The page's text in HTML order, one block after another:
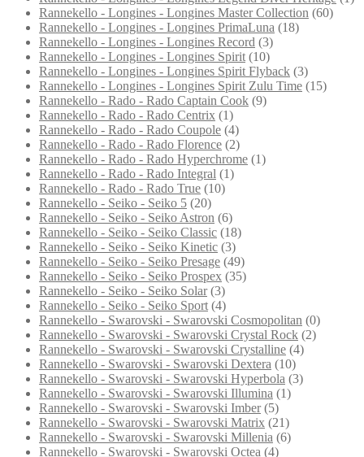
Rannekello - Longines - Longines Master Collection (60)
Rannekello - Longines - Longines PrimaLuna (18)
Rannekello - Longines - Longines Record (3)
Rannekello - Longines - Longines Spirit (10)
Rannekello - Longines - Longines Spirit Flyback (3)
Rannekello - Longines - Longines Spirit Zulu Time (15)
Rannekello - Rado - Rado Captain Cook (9)
Rannekello - Rado - Rado Centrix (1)
Rannekello - Rado - Rado Coupole (4)
Rannekello - Rado - Rado Florence (2)
Rannekello - Rado - Rado Hyperchrome (1)
Rannekello - Rado - Rado Integral (1)
Rannekello - Rado - Rado True (10)
Rannekello - Seiko - Seiko 5 (20)
Rannekello - Seiko - Seiko Astron (6)
Rannekello - Seiko - Seiko Classic (18)
Rannekello - Seiko - Seiko Kinetic (3)
Rannekello - Seiko - Seiko Presage (49)
Rannekello - Seiko - Seiko Prospex (35)
Rannekello - Seiko - Seiko Solar (3)
Rannekello - Seiko - Seiko Sport (4)
Rannekello - Swarovski - Swarovski Cosmopolitan (0)
Rannekello - Swarovski - Swarovski Crystal Rock (2)
Rannekello - Swarovski - Swarovski Crystalline (4)
Rannekello - Swarovski - Swarovski Dextera (10)
Rannekello - Swarovski - Swarovski Hyperbola (3)
Rannekello - Swarovski - Swarovski Illumina (1)
Rannekello - Swarovski - Swarovski Imber (5)
Rannekello - Swarovski - Swarovski Matrix (21)
Rannekello - Swarovski - Swarovski Millenia (6)
Rannekello - Swarovski - Swarovski Octea (4)